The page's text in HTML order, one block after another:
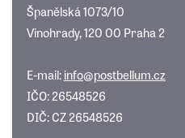
Španělská 1073/10
Vinohrady, 120 00 Praha 2
E-mail:info@postbellum.cz
IČO: 26548526
DIČ: CZ 26548526